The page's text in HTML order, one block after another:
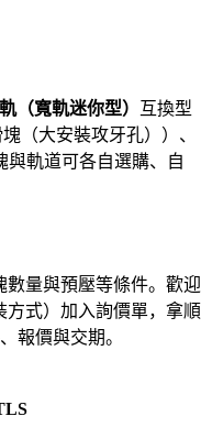
（寬軌迷你型） 互換型
（大安裝攻牙孔））、
與軌道可各自選購、自
量與預壓等條件。歡迎
式）加入詢價單，拿順
報價與交期。